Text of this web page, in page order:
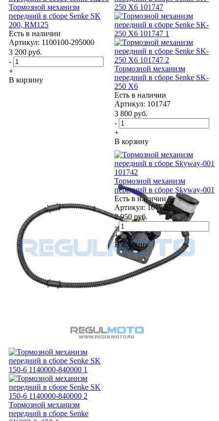
Тормозной механизм
передний в сборе Senke SK
200, RM125
Есть в наличии
Артикул: 1100100-295000
3 200 руб.
-
+
В корзину
Тормозной механизм
передний в сборе Senke SK-
250 X6
Есть в наличии
Артикул: 101747
3 800 руб.
-
+
В корзину
Тормозной механизм
передний в сборе Senke
Тормозной механизм
передний в сборе Skyway-001
Есть в наличии
Артикул: 101742
2 950 руб.
-
+
В корзину